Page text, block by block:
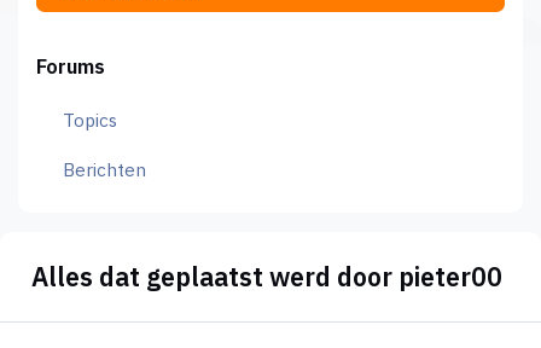
Forums
Topics
Berichten
Alles dat geplaatst werd door pieter00